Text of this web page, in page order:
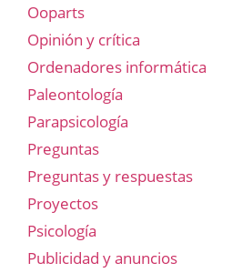
Ooparts
Opinión y crítica
Ordenadores informática
Paleontología
Parapsicología
Preguntas
Preguntas y respuestas
Proyectos
Psicología
Publicidad y anuncios